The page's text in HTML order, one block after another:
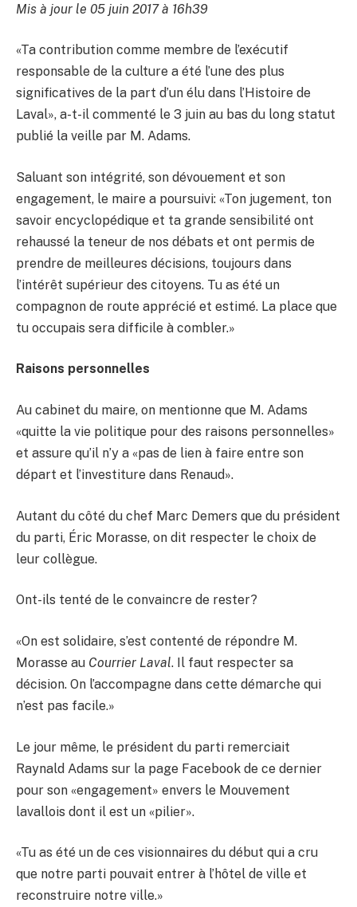
Mis à jour le 05 juin 2017 à 16h39
«Ta contribution comme membre de l’exécutif
responsable de la culture a été l’une des plus
significatives de la part d’un élu dans l’Histoire de
Laval», a-t-il commenté le 3 juin au bas du long statut
publié la veille par M. Adams.
Saluant son intégrité, son dévouement et son
engagement, le maire a poursuivi: «Ton jugement, ton
savoir encyclopédique et ta grande sensibilité ont
rehaussé la teneur de nos débats et ont permis de
prendre de meilleures décisions, toujours dans
l’intérêt supérieur des citoyens. Tu as été un
compagnon de route apprécié et estimé. La place que
tu occupais sera difficile à combler.»
Raisons personnelles
Au cabinet du maire, on mentionne que M. Adams
«quitte la vie politique pour des raisons personnelles»
et assure qu’il n’y a «pas de lien à faire entre son
départ et l’investiture dans Renaud».
Autant du côté du chef Marc Demers que du président
du parti, Éric Morasse, on dit respecter le choix de
leur collègue.
Ont-ils tenté de le convaincre de rester?
«On est solidaire, s’est contenté de répondre M.
Morasse au Courrier Laval. Il faut respecter sa
décision. On l’accompagne dans cette démarche qui
n’est pas facile.»
Le jour même, le président du parti remerciait
Raynald Adams sur la page Facebook de ce dernier
pour son «engagement» envers le Mouvement
lavallois dont il est un «pilier».
«Tu as été un de ces visionnaires du début qui a cru
que notre parti pouvait entrer à l’hôtel de ville et
reconstruire notre ville.»